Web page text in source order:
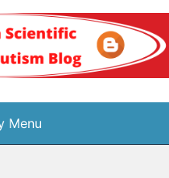
на
научно
Menu